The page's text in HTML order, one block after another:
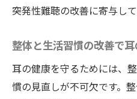
突発性難聴の改善に寄与して
整体と生活習慣の改善で
耳の健康を守るためには、
慣の見直しが不可欠です。